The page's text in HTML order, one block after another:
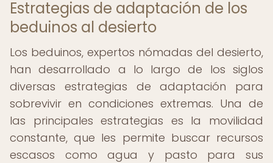
Estrategias de adaptación de los
beduinos al desierto
Los beduinos, expertos nómadas del desierto,
han desarrollado a lo largo de los siglos
diversas estrategias de adaptación para
sobrevivir en condiciones extremas. Una de
las principales estrategias es la movilidad
constante, que les permite buscar recursos
escasos como agua y pasto para sus